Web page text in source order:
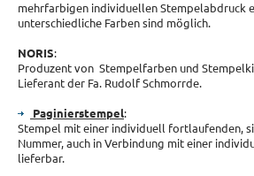
mehrfarbigen individuellen Stempelabdruck
unterschiedliche Farben sind möglich.
NORIS:
Produzent von Stempelfarben und
Lieferant der Fa. Rudolf Schmorrde.
Paginierstempel:
Stempel mit einer individuell fortlaufenden,
Nummer, auch in Verbindung mit einer
lieferbar.